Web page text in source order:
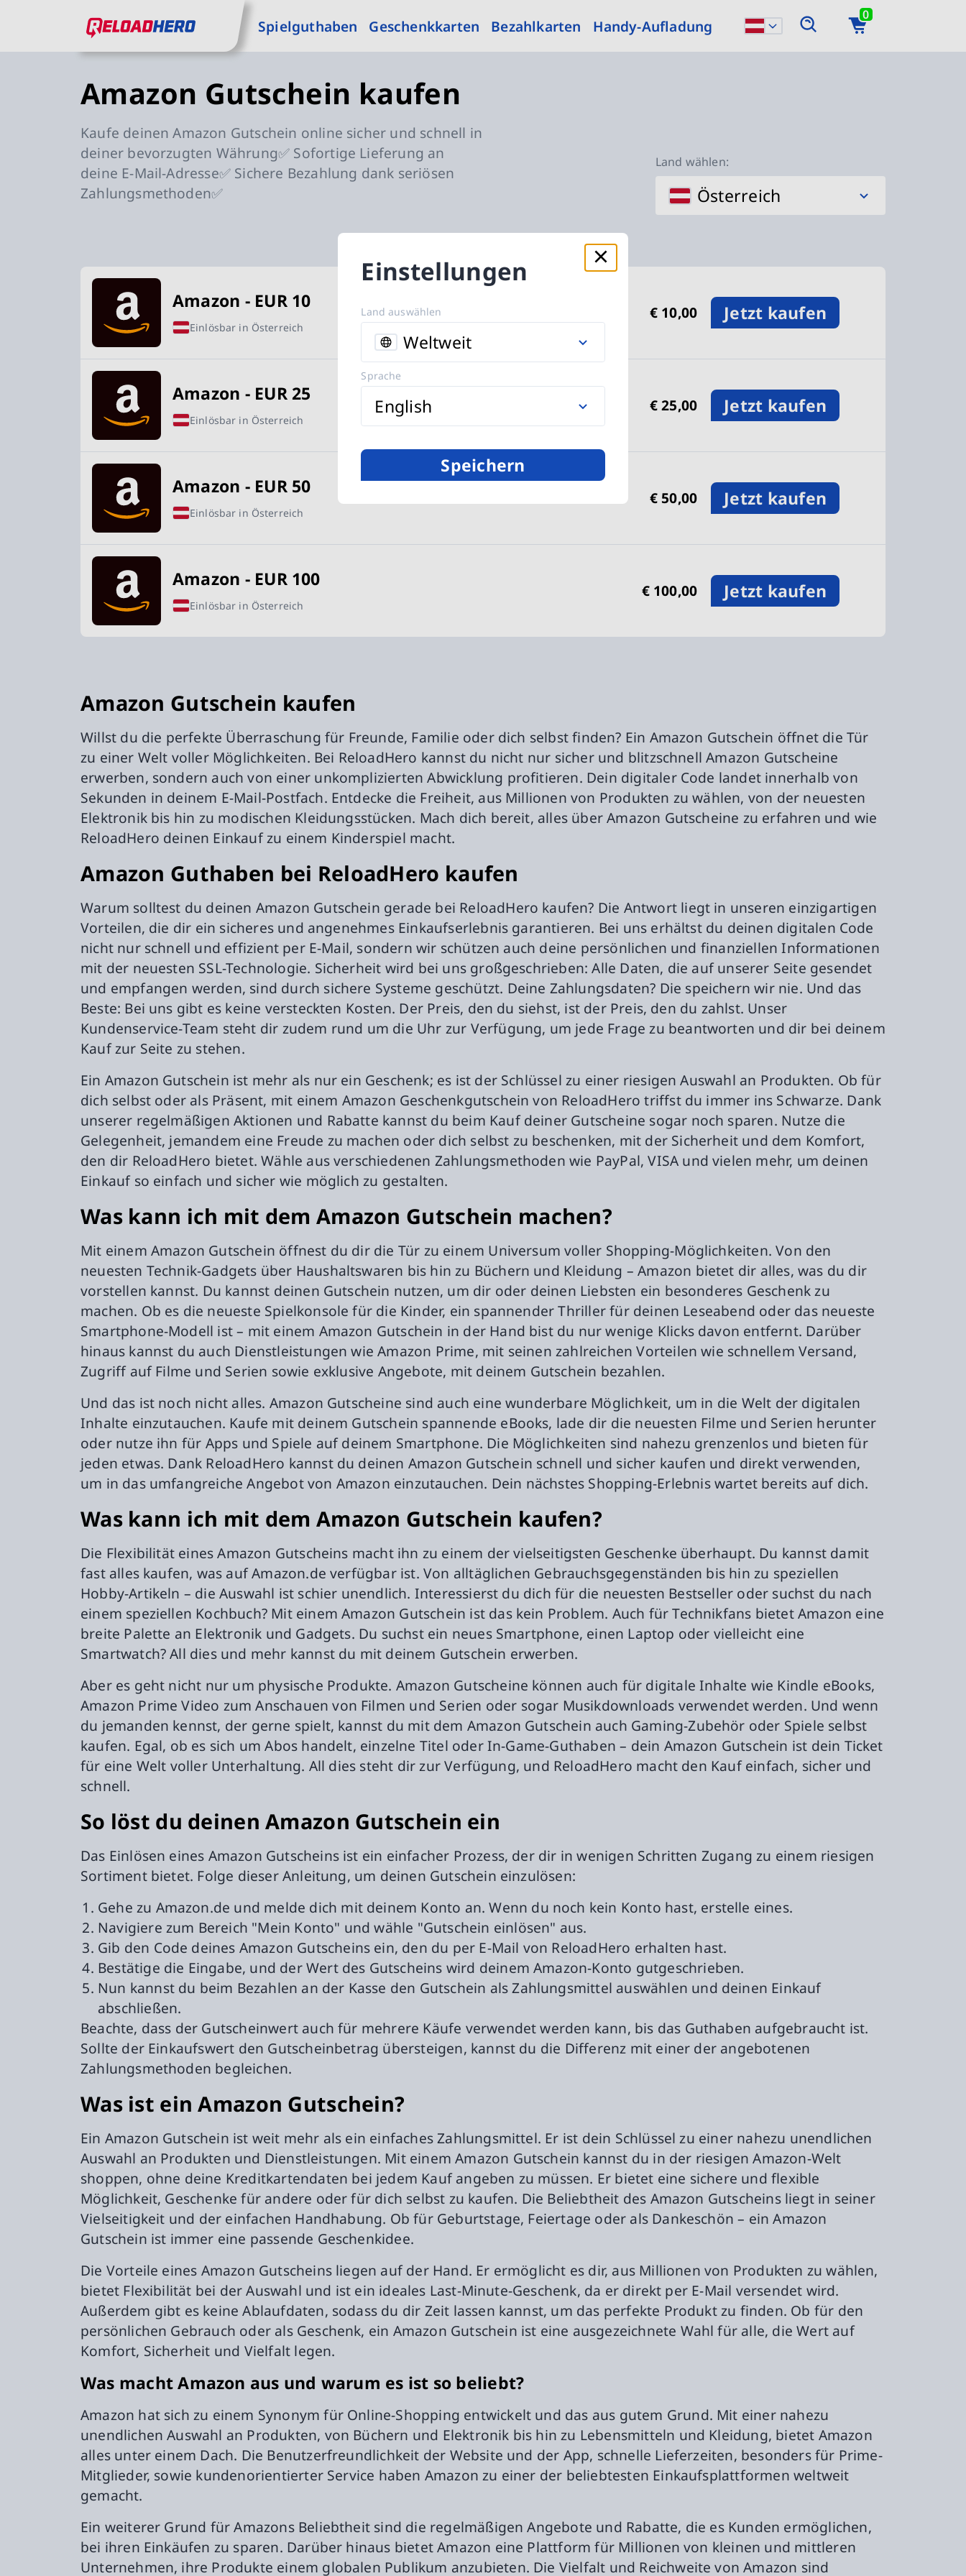
zum Hauptinhalt springen
zur Hauptnavigation springen
ReloadHero: Zur Startseite Spielguthaben Geschenkkarten Bezahlkarten Handy-Aufladung
0
Einstellungen
Land auswählen
Weltweit
Sprache
English
Speichern
Amazon Gutschein kaufen
Kaufe deinen Amazon Gutschein online sicher und schnell in
deiner bevorzugten Währung✅ Sofortige Lieferung an
deine E-Mail-Adresse✅ Sichere Bezahlung dank seriösen
Zahlungsmethoden✅
Land wählen:
Österreich
Erhältliche Amazon Gutschein kaufen Karten
Amazon - EUR 10
Einlösbar in Österreich
€ 10,00 Jetzt kaufen
Amazon - EUR 25
Einlösbar in Österreich
€ 25,00 Jetzt kaufen
Amazon - EUR 50
Einlösbar in Österreich
€ 50,00 Jetzt kaufen
Amazon - EUR 100
Einlösbar in Österreich
€ 100,00 Jetzt kaufen
Amazon Gutschein kaufen
Willst du die perfekte Überraschung für Freunde, Familie oder dich selbst finden? Ein Amazon Gutschein öffnet die Tür
zu einer Welt voller Möglichkeiten. Bei ReloadHero kannst du nicht nur sicher und blitzschnell Amazon Gutscheine
erwerben, sondern auch von einer unkomplizierten Abwicklung profitieren. Dein digitaler Code landet innerhalb von
Sekunden in deinem E-Mail-Postfach. Entdecke die Freiheit, aus Millionen von Produkten zu wählen, von der neuesten
Elektronik bis hin zu modischen Kleidungsstücken. Mach dich bereit, alles über Amazon Gutscheine zu erfahren und wie
ReloadHero deinen Einkauf zu einem Kinderspiel macht.
Amazon Guthaben bei ReloadHero kaufen
Warum solltest du deinen Amazon Gutschein gerade bei ReloadHero kaufen? Die Antwort liegt in unseren einzigartigen
Vorteilen, die dir ein sicheres und angenehmes Einkaufserlebnis garantieren. Bei uns erhältst du deinen digitalen Code
nicht nur schnell und effizient per E-Mail, sondern wir schützen auch deine persönlichen und finanziellen Informationen
mit der neuesten SSL-Technologie. Sicherheit wird bei uns großgeschrieben: Alle Daten, die auf unserer Seite gesendet
und empfangen werden, sind durch sichere Systeme geschützt. Deine Zahlungsdaten? Die speichern wir nie. Und das
Beste: Bei uns gibt es keine versteckten Kosten. Der Preis, den du siehst, ist der Preis, den du zahlst. Unser
Kundenservice-Team steht dir zudem rund um die Uhr zur Verfügung, um jede Frage zu beantworten und dir bei deinem
Kauf zur Seite zu stehen.
Ein Amazon Gutschein ist mehr als nur ein Geschenk; es ist der Schlüssel zu einer riesigen Auswahl an Produkten. Ob für
dich selbst oder als Präsent, mit einem Amazon Geschenkgutschein von ReloadHero triffst du immer ins Schwarze. Dank
unserer regelmäßigen Aktionen und Rabatte kannst du beim Kauf deiner Gutscheine sogar noch sparen. Nutze die
Gelegenheit, jemandem eine Freude zu machen oder dich selbst zu beschenken, mit der Sicherheit und dem Komfort,
den dir ReloadHero bietet. Wähle aus verschiedenen Zahlungsmethoden wie PayPal, VISA und vielen mehr, um deinen
Einkauf so einfach und sicher wie möglich zu gestalten.
Was kann ich mit dem Amazon Gutschein machen?
Mit einem Amazon Gutschein öffnest du dir die Tür zu einem Universum voller Shopping-Möglichkeiten. Von den
neuesten Technik-Gadgets über Haushaltswaren bis hin zu Büchern und Kleidung – Amazon bietet dir alles, was du dir
vorstellen kannst. Du kannst deinen Gutschein nutzen, um dir oder deinen Liebsten ein besonderes Geschenk zu
machen. Ob es die neueste Spielkonsole für die Kinder, ein spannender Thriller für deinen Leseabend oder das neueste
Smartphone-Modell ist – mit einem Amazon Gutschein in der Hand bist du nur wenige Klicks davon entfernt. Darüber
hinaus kannst du auch Dienstleistungen wie Amazon Prime, mit seinen zahlreichen Vorteilen wie schnellem Versand,
Zugriff auf Filme und Serien sowie exklusive Angebote, mit deinem Gutschein bezahlen.
Und das ist noch nicht alles. Amazon Gutscheine sind auch eine wunderbare Möglichkeit, um in die Welt der digitalen
Inhalte einzutauchen. Kaufe mit deinem Gutschein spannende eBooks, lade dir die neuesten Filme und Serien herunter
oder nutze ihn für Apps und Spiele auf deinem Smartphone. Die Möglichkeiten sind nahezu grenzenlos und bieten für
jeden etwas. Dank ReloadHero kannst du deinen Amazon Gutschein schnell und sicher kaufen und direkt verwenden,
um in das umfangreiche Angebot von Amazon einzutauchen. Dein nächstes Shopping-Erlebnis wartet bereits auf dich.
Was kann ich mit dem Amazon Gutschein kaufen?
Die Flexibilität eines Amazon Gutscheins macht ihn zu einem der vielseitigsten Geschenke überhaupt. Du kannst damit
fast alles kaufen, was auf Amazon.de verfügbar ist. Von alltäglichen Gebrauchsgegenständen bis hin zu speziellen
Hobby-Artikeln – die Auswahl ist schier unendlich. Interessierst du dich für die neuesten Bestseller oder suchst du nach
einem speziellen Kochbuch? Mit einem Amazon Gutschein ist das kein Problem. Auch für Technikfans bietet Amazon eine
breite Palette an Elektronik und Gadgets. Du suchst ein neues Smartphone, einen Laptop oder vielleicht eine
Smartwatch? All dies und mehr kannst du mit deinem Gutschein erwerben.
Aber es geht nicht nur um physische Produkte. Amazon Gutscheine können auch für digitale Inhalte wie Kindle eBooks,
Amazon Prime Video zum Anschauen von Filmen und Serien oder sogar Musikdownloads verwendet werden. Und wenn
du jemanden kennst, der gerne spielt, kannst du mit dem Amazon Gutschein auch Gaming-Zubehör oder Spiele selbst
kaufen. Egal, ob es sich um Abos handelt, einzelne Titel oder In-Game-Guthaben – dein Amazon Gutschein ist dein Ticket
für eine Welt voller Unterhaltung. All dies steht dir zur Verfügung, und ReloadHero macht den Kauf einfach, sicher und
schnell.
So löst du deinen Amazon Gutschein ein
Das Einlösen eines Amazon Gutscheins ist ein einfacher Prozess, der dir in wenigen Schritten Zugang zu einem riesigen
Sortiment bietet. Folge dieser Anleitung, um deinen Gutschein einzulösen:
Gehe zu Amazon.de und melde dich mit deinem Konto an. Wenn du noch kein Konto hast, erstelle eines.
Navigiere zum Bereich "Mein Konto" und wähle "Gutschein einlösen" aus.
Gib den Code deines Amazon Gutscheins ein, den du per E-Mail von ReloadHero erhalten hast.
Bestätige die Eingabe, und der Wert des Gutscheins wird deinem Amazon-Konto gutgeschrieben.
Nun kannst du beim Bezahlen an der Kasse den Gutschein als Zahlungsmittel auswählen und deinen Einkauf
abschließen.
Beachte, dass der Gutscheinwert auch für mehrere Käufe verwendet werden kann, bis das Guthaben aufgebraucht ist.
Sollte der Einkaufswert den Gutscheinbetrag übersteigen, kannst du die Differenz mit einer der angebotenen
Zahlungsmethoden begleichen.
Was ist ein Amazon Gutschein?
Ein Amazon Gutschein ist weit mehr als ein einfaches Zahlungsmittel. Er ist dein Schlüssel zu einer nahezu unendlichen
Auswahl an Produkten und Dienstleistungen. Mit einem Amazon Gutschein kannst du in der riesigen Amazon-Welt
shoppen, ohne deine Kreditkartendaten bei jedem Kauf angeben zu müssen. Er bietet eine sichere und flexible
Möglichkeit, Geschenke für andere oder für dich selbst zu kaufen. Die Beliebtheit des Amazon Gutscheins liegt in seiner
Vielseitigkeit und der einfachen Handhabung. Ob für Geburtstage, Feiertage oder als Dankeschön – ein Amazon
Gutschein ist immer eine passende Geschenkidee.
Die Vorteile eines Amazon Gutscheins liegen auf der Hand. Er ermöglicht es dir, aus Millionen von Produkten zu wählen,
bietet Flexibilität bei der Auswahl und ist ein ideales Last-Minute-Geschenk, da er direkt per E-Mail versendet wird.
Außerdem gibt es keine Ablaufdaten, sodass du dir Zeit lassen kannst, um das perfekte Produkt zu finden. Ob für den
persönlichen Gebrauch oder als Geschenk, ein Amazon Gutschein ist eine ausgezeichnete Wahl für alle, die Wert auf
Komfort, Sicherheit und Vielfalt legen.
Was macht Amazon aus und warum es ist so beliebt?
Amazon hat sich zu einem Synonym für Online-Shopping entwickelt und das aus gutem Grund. Mit einer nahezu
unendlichen Auswahl an Produkten, von Büchern und Elektronik bis hin zu Lebensmitteln und Kleidung, bietet Amazon
alles unter einem Dach. Die Benutzerfreundlichkeit der Website und der App, schnelle Lieferzeiten, besonders für Prime-
Mitglieder, sowie kundenorientierter Service haben Amazon zu einer der beliebtesten Einkaufsplattformen weltweit
gemacht.
Ein weiterer Grund für Amazons Beliebtheit sind die regelmäßigen Angebote und Rabatte, die es Kunden ermöglichen,
bei ihren Einkäufen zu sparen. Darüber hinaus bietet Amazon eine Plattform für Millionen von kleinen und mittleren
Unternehmen, ihre Produkte einem globalen Publikum anzubieten. Die Vielfalt und Reichweite von Amazon sind